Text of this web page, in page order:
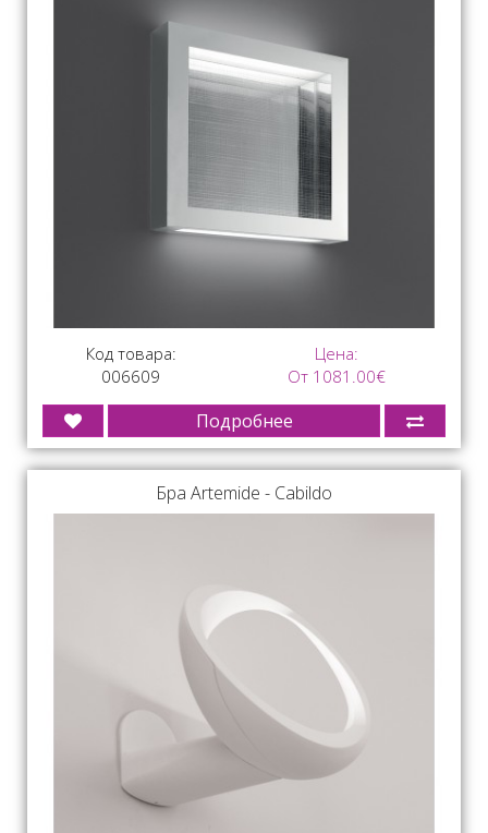
Код товара:
006609
Цена:
От 1081.00€
Подробнее
Бра Artemide - Cabildo